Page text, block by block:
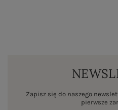
Zapisz się do naszego
pierwsze